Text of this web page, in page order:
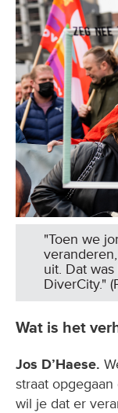
"Toen we
uit. Dat
DiverCity."
Wat is het
Jos D’Haese.
straat
wil je dat er